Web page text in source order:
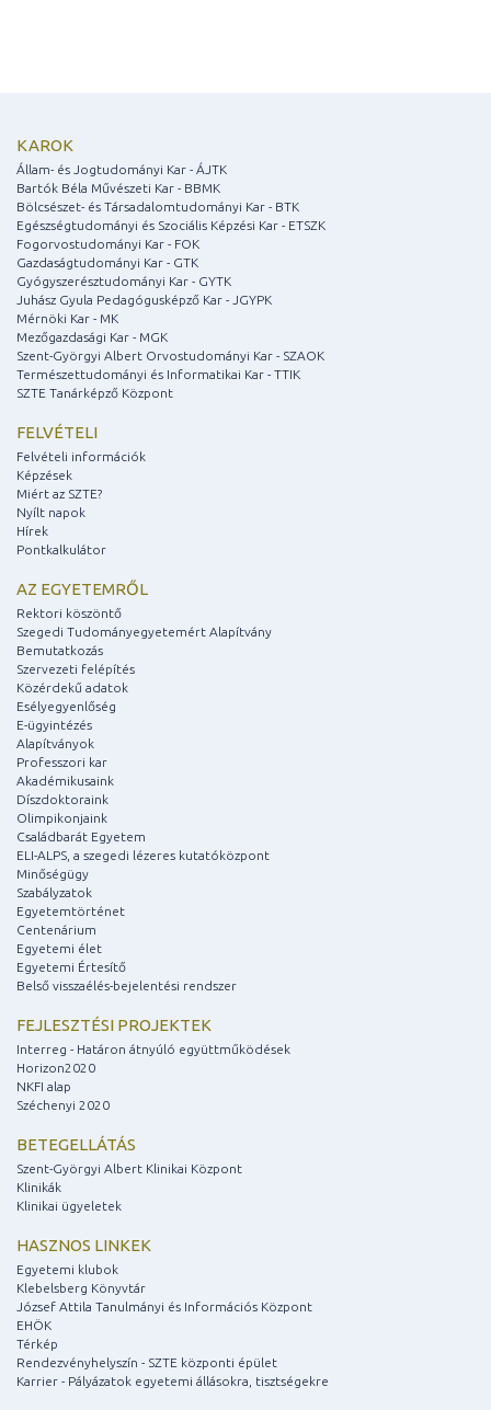
KAROK
Állam- és Jogtudományi Kar - ÁJTK
Bartók Béla Művészeti Kar - BBMK
Bölcsészet- és Társadalomtudományi Kar - BTK
Egészségtudományi és Szociális Képzési Kar - ETSZK
Fogorvostudományi Kar - FOK
Gazdaságtudományi Kar - GTK
Gyógyszerésztudományi Kar - GYTK
Juhász Gyula Pedagógusképző Kar - JGYPK
Mérnöki Kar - MK
Mezőgazdasági Kar - MGK
Szent-Györgyi Albert Orvostudományi Kar - SZAOK
Természettudományi és Informatikai Kar - TTIK
SZTE Tanárképző Központ
FELVÉTELI
Felvételi információk
Képzések
Miért az SZTE?
Nyílt napok
Hírek
Pontkalkulátor
AZ EGYETEMRŐL
Rektori köszöntő
Szegedi Tudományegyetemért Alapítvány
Bemutatkozás
Szervezeti felépítés
Közérdekű adatok
Esélyegyenlőség
E-ügyintézés
Alapítványok
Professzori kar
Akadémikusaink
Díszdoktoraink
Olimpikonjaink
Családbarát Egyetem
ELI-ALPS, a szegedi lézeres kutatóközpont
Minőségügy
Szabályzatok
Egyetemtörténet
Centenárium
Egyetemi élet
Egyetemi Értesítő
Belső visszaélés-bejelentési rendszer
FEJLESZTÉSI PROJEKTEK
Interreg - Határon átnyúló együttműködések
Horizon2020
NKFI alap
Széchenyi 2020
BETEGELLÁTÁS
Szent-Györgyi Albert Klinikai Központ
Klinikák
Klinikai ügyeletek
HASZNOS LINKEK
Egyetemi klubok
Klebelsberg Könyvtár
József Attila Tanulmányi és Információs Központ
EHÖK
Térkép
Rendezvényhelyszín - SZTE központi épület
Karrier - Pályázatok egyetemi állásokra, tisztségekre